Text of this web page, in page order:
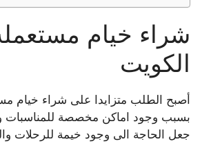
شراء خيام
الكويت
أصبح الطلب متزايدا على شراء خيام
بسبب وجود اماكن مخصصة للمناسبات
جعل الحاجة الى وجود خيمة للرحلات